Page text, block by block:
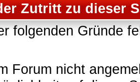
Zutritt zu dieser
folgenden Gründe
Forum nicht